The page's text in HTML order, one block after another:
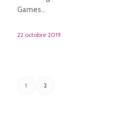
Games…
22 octobre 2019
1 2